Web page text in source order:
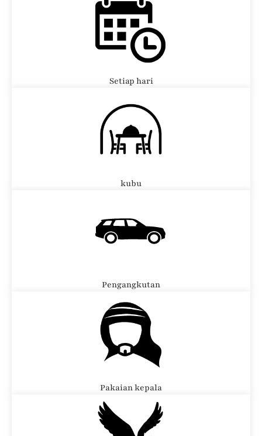
Setiap hari
kubu
Pengangkutan
Pakaian kepala